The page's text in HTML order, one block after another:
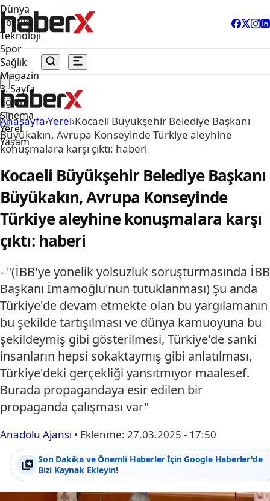
Dünya
Politika
Teknoloji
Spor
Sağlık
Magazin
3. Sayfa
Eğitim
Sinema
Yerel
Yaşam
Anasayfa›Yerel›Kocaeli Büyükşehir Belediye Başkanı
Büyükakın, Avrupa Konseyinde Türkiye aleyhine
konuşmalara karşı çıktı: haberi
Kocaeli Büyükşehir Belediye Başkanı
Büyükakın, Avrupa Konseyinde
Türkiye aleyhine konuşmalara karşı
çıktı: haberi
- "(İBB'ye yönelik yolsuzluk soruşturmasında İBB
Başkanı İmamoğlu'nun tutuklanması) Şu anda
Türkiye'de devam etmekte olan bu yargılamanın
bu şekilde tartışılması ve dünya kamuoyuna bu
şekildeymiş gibi gösterilmesi, Türkiye'de sanki
insanların hepsi sokaktaymış gibi anlatılması,
Türkiye'deki gerçekliği yansıtmıyor maalesef.
Burada propagandaya esir edilen bir
propaganda çalışması var"
Anadolu Ajansı • Eklenme: 27.03.2025 - 17:50
Son Dakika ve Önemli Haberler İçin Google Haberler'de
Bizi Kaynak Ekleyin!